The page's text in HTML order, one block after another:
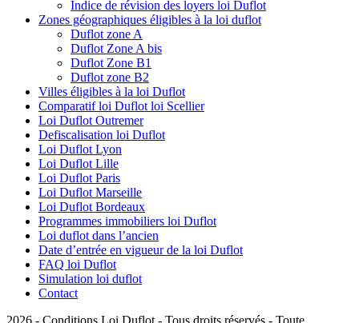
Indice de révision des loyers loi Duflot
Zones géographiques éligibles à la loi duflot
Duflot zone A
Duflot Zone A bis
Duflot Zone B1
Duflot zone B2
Villes éligibles à la loi Duflot
Comparatif loi Duflot loi Scellier
Loi Duflot Outremer
Defiscalisation loi Duflot
Loi Duflot Lyon
Loi Duflot Lille
Loi Duflot Paris
Loi Duflot Marseille
Loi Duflot Bordeaux
Programmes immobiliers loi Duflot
Loi duflot dans l’ancien
Date d’entrée en vigueur de la loi Duflot
FAQ loi Duflot
Simulation loi duflot
Contact
2026 - Conditions Loi Duflot - Tous droits réservés - Toute